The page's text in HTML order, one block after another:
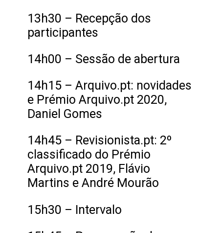
13h30 – Recepção dos
participantes
14h00 – Sessão de abertura
14h15 – Arquivo.pt: novidades
e Prémio Arquivo.pt 2020,
Daniel Gomes
14h45 – Revisionista.pt: 2º
classificado do Prémio
Arquivo.pt 2019, Flávio
Martins e André Mourão
15h30 – Intervalo